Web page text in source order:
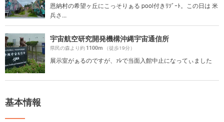
恩納村の希望ヶ丘にこっそりぁる pool付きﾘｿﾞｰﾄ。この日は 米
兵さ...
宇宙航空研究開発機構沖縄宇宙通信所
県民の森より約1100m （徒歩19分）
展示室がぁるのですが、ｧﾚで当面入館中止になってぃました
基本情報